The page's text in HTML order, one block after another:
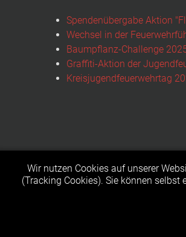
Spendenübergabe Aktion
Wechsel in der
Baumpflanz-Challenge
Graffiti-Aktion der
Kreisjugendfeuerwehrtag
Wir nutzen Cookies auf unserer
(Tracking Cookies). Sie können